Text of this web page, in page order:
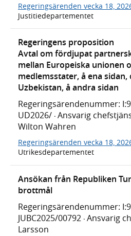
Regeringsärenden vecka 18,
Justitiedepartementet
Regeringens proposition
Avtal om fördjupat
mellan Europeiska unionen
medlemsstater, å ena sidan,
Uzbekistan, å andra sidan
Regeringsärendenummer: I:9
UD2026/ · Ansvarig
Wilton Wahren
Regeringsärenden vecka 18,
Utrikesdepartementet
Ansökan från Republiken
brottmål
Regeringsärendenummer: I:9
JUBC2025/00792 · Ansvarig
Larsson